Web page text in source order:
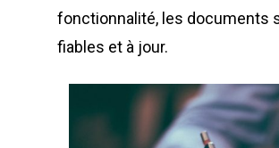
fonctionnalité, les documents
fiables et à jour.